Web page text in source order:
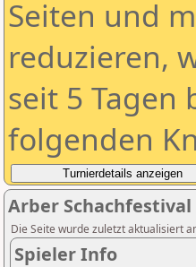
Seiten und
reduzieren,
seit 5 Tagen
folgenden
Arber Schachfestival
Die Seite wurde zuletzt aktualisiert
Spieler Info